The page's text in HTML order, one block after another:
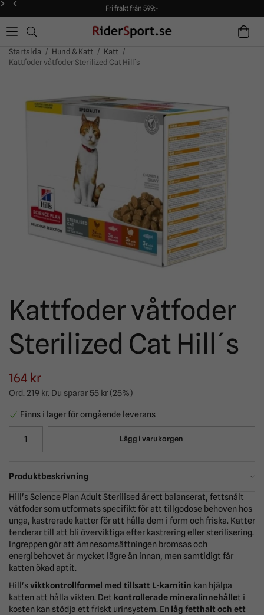
Fri frakt från 599:-
Alltid snabba leveranser!
Fri frakt från 599:-
Startsida / Hund & Katt / Katt /
Kattfoder våtfoder Sterilized Cat Hill´s
Kattfoder våtfoder
Sterilized Cat Hill´s
164 kr
Ord. 219 kr. Du sparar55 kr(25%)
Finns i lager för omgående leverans
Lägg i varukorgen
Produktbeskrivning
Hill's Science Plan Adult Sterilised är ett balanserat, fettsnålt
våtfoder som utformats specifikt för att tillgodose behoven hos
unga, kastrerade katter för att hålla dem i form och friska. Katter
tenderar till att bli överviktiga efter kastrering eller sterilisering.
Ingreppen gör att ämnesomsättningen bromsas och
energibehovet är mycket lägre än innan, men samtidigt får
katten ökad aptit.
Hill'sviktkontrollformel med tillsatt L-karnitin kan hjälpa
katten att hålla vikten. Det kontrollerade mineralinnehållet i
kosten kan stödja ett friskt urinsystem. En låg fetthalt och ett